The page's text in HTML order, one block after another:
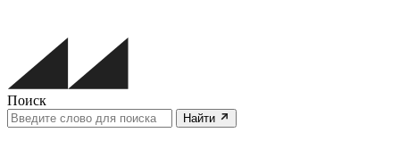
Поиск
Найти